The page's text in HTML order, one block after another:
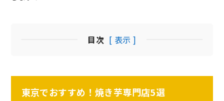
目次 [ 表示 ]
東京でおすすめ！焼き芋専門店5選